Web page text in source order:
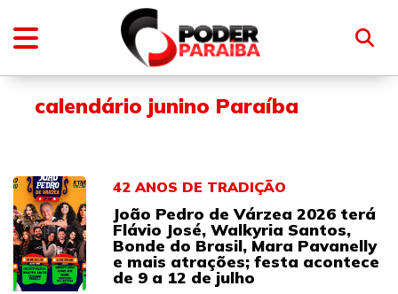
calendário junino Paraíba
42 ANOS DE TRADIÇÃO
João Pedro de Várzea 2026 terá
Flávio José, Walkyria Santos,
Bonde do Brasil, Mara Pavanelly
e mais atrações; festa acontece
de 9 a 12 de julho